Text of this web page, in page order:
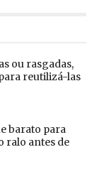
ou rasgadas,
reutilizá-las
barato para
ralo antes de